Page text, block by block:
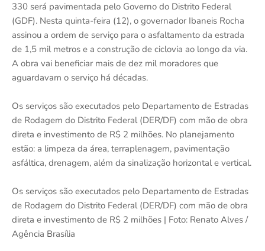
330 será pavimentada pelo Governo do Distrito Federal
(GDF). Nesta quinta-feira (12), o governador Ibaneis Rocha
assinou a ordem de serviço para o asfaltamento da estrada
de 1,5 mil metros e a construção de ciclovia ao longo da via.
A obra vai beneficiar mais de dez mil moradores que
aguardavam o serviço há décadas.
Os serviços são executados pelo Departamento de Estradas
de Rodagem do Distrito Federal (DER/DF) com mão de obra
direta e investimento de R$ 2 milhões. No planejamento
estão: a limpeza da área, terraplenagem, pavimentação
asfáltica, drenagem, além da sinalização horizontal e vertical.
Os serviços são executados pelo Departamento de Estradas
de Rodagem do Distrito Federal (DER/DF) com mão de obra
direta e investimento de R$ 2 milhões | Foto: Renato Alves /
Agência Brasília